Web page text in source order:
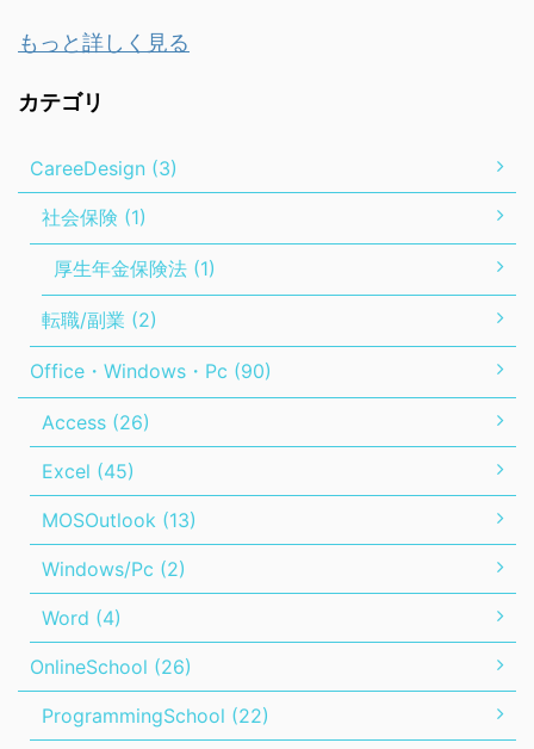
もっと詳しく見る
カテゴリ
CareeDesign (3)
社会保険 (1)
厚生年金保険法 (1)
転職/副業 (2)
Office・Windows・Pc (90)
Access (26)
Excel (45)
MOSOutlook (13)
Windows/Pc (2)
Word (4)
OnlineSchool (26)
ProgrammingSchool (22)